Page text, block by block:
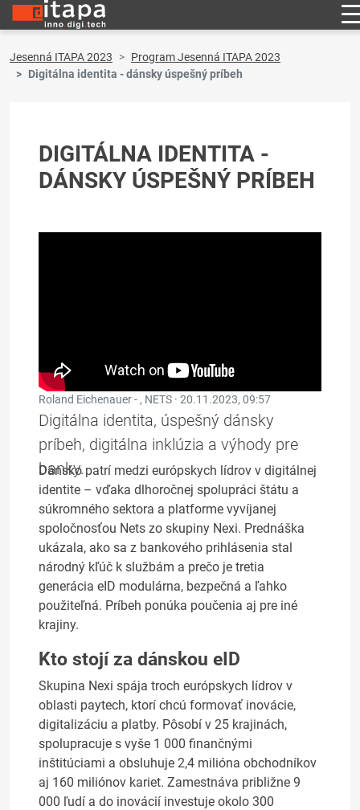
Jesenná ITAPA 2023
Program Jesenná ITAPA 2023
Digitálna identita - dánsky úspešný príbeh
DIGITÁLNA IDENTITA -
DÁNSKY ÚSPEŠNÝ PRÍBEH
Roland Eichenauer - , NETS · 20.11.2023, 09:57
Digitálna identita, úspešný dánsky
príbeh, digitálna inklúzia a výhody pre
banky.
Dánsko patrí medzi európskych lídrov v digitálnej
identite – vďaka dlhoročnej spolupráci štátu a
súkromného sektora a platforme vyvíjanej
spoločnosťou Nets zo skupiny Nexi. Prednáška
ukázala, ako sa z bankového prihlásenia stal
národný kľúč k službám a prečo je tretia
generácia eID modulárna, bezpečná a ľahko
použiteľná. Príbeh ponúka poučenia aj pre iné
krajiny.
Kto stojí za dánskou eID
Skupina Nexi spája troch európskych lídrov v
oblasti paytech, ktorí chcú formovať inovácie,
digitalizáciu a platby. Pôsobí v 25 krajinách,
spolupracuje s vyše 1 000 finančnými
inštitúciami a obsluhuje 2,4 milióna obchodníkov
aj 160 miliónov kariet. Zamestnáva približne 9
000 ľudí a do inovácií investuje okolo 300